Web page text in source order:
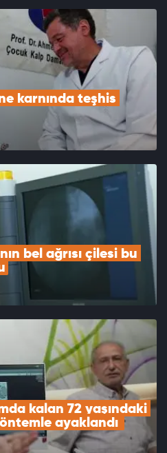
karnında teşhis
bel ağrısı çilesi bu
kalan 72 yaşındaki
ayaklandı